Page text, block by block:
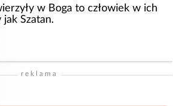
w Boga to człowiek w ich
jak Szatan.
reklama